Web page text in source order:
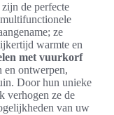
de perfecte
ze
warmte en
met vuurkorf
en ontwerpen,
Door hun unieke
verhogen ze de
van uw